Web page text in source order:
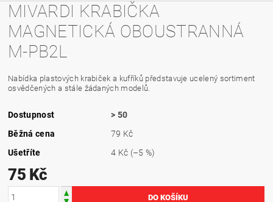
MIVARDI KRABIČKA
MAGNETICKÁ OBOUSTRANNÁ
M-PB2L
Nabídka plastových krabiček a kufříků představuje ucelený sortiment
osvědčených a stále žádaných modelů.
Dostupnost
> 50
Běžná cena
79 Kč
Ušetříte
4 Kč (–5 %)
75 Kč